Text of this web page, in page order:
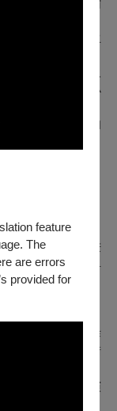
feature
The
are errors
provided for
箱竟傳出異響，
自未來的神秘生
將抽象的環境永
偵探故事。透過小
候變遷的關聯，
護世界的平衡與和
逾 20 年。我們秉
故事」本身即兼具
「台灣弦樂團」
視覺化的劇場作
「台積心築藝術
具娛樂與哲學的演
1,000 場，吸引